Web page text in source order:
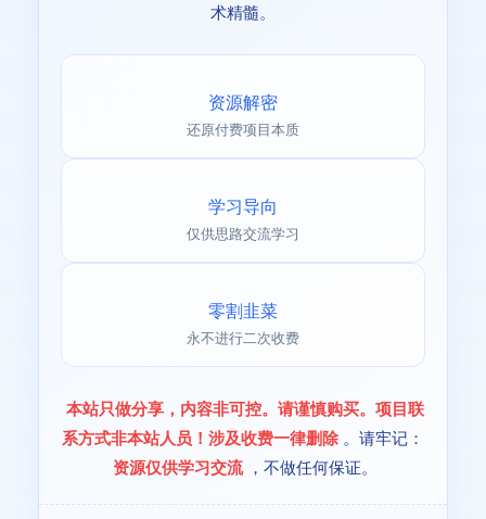
术精髓。
资源解密
还原付费项目本质
学习导向
仅供思路交流学习
零割韭菜
永不进行二次收费
本站只做分享，内容非可控。请谨慎购买。项目联
系方式非本站人员！涉及收费一律删除 。请牢记：
资源仅供学习交流 ，不做任何保证。